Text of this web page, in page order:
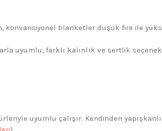
konvansiyonel blanketler düşük fire ile
uyumlu, farklı kalınlık ve sertlik
uyumlu çalışır. Kendinden